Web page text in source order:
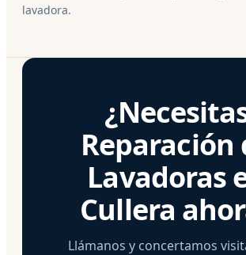
lavadora.
Reparación
Lavadoras
Cullera
Llámanos y concertamos